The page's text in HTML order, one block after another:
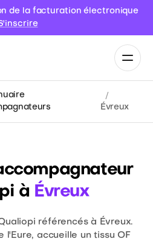
de la facturation électronique
Évreux
à Évreux
référencés à Évreux.
l'Eure, accueille un tissu OF